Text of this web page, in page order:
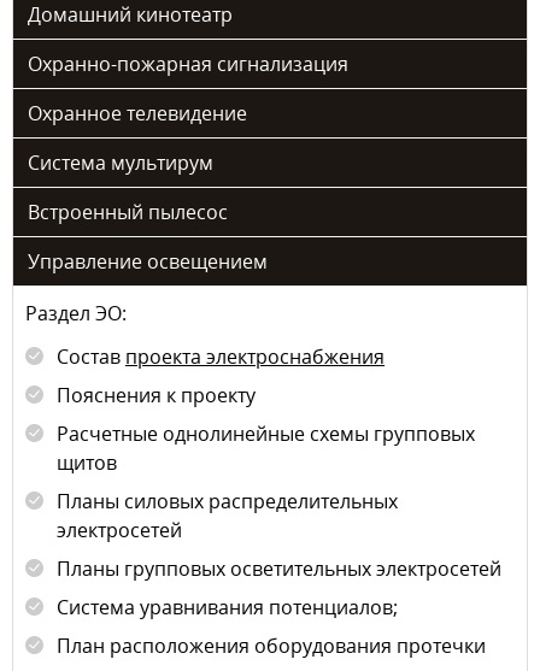
Домашний кинотеатр
Охранно-пожарная сигнализация
Охранное телевидение
Система мультирум
Встроенный пылесос
Управление освещением
Раздел ЭО:
Состав проекта электроснабжения
Пояснения к проекту
Расчетные однолинейные схемы групповых
щитов
Планы силовых распределительных
электросетей
Планы групповых осветительных электросетей
Система уравнивания потенциалов;
План расположения оборудования протечки